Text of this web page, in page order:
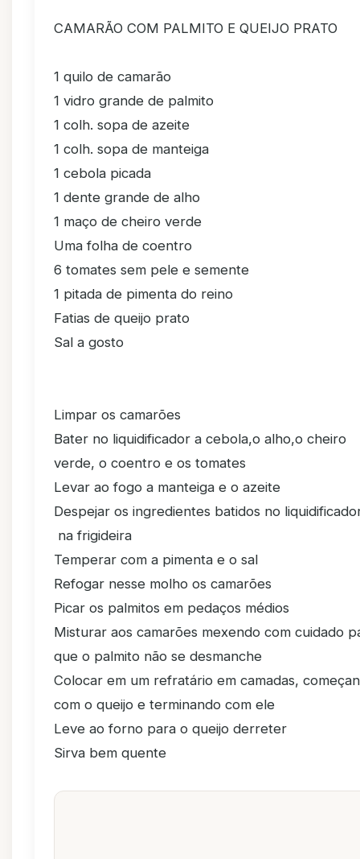
CAMARÃO COM PALMITO E QUEIJO PRATO
1 quilo de camarão
1 vidro grande de palmito
1 colh. sopa de azeite
1 colh. sopa de manteiga
1 cebola picada
1 dente grande de alho
1 maço de cheiro verde
Uma folha de coentro
6 tomates sem pele e semente
1 pitada de pimenta do reino
Fatias de queijo prato
Sal a gosto
Limpar os camarões
Bater no liquidificador a cebola,o alho,o cheiro
verde, o coentro e os tomates
Levar ao fogo a manteiga e o azeite
Despejar os ingredientes batidos no
na frigideira
Temperar com a pimenta e o sal
Refogar nesse molho os camarões
Picar os palmitos em pedaços médios
Misturar aos camarões mexendo com cuidado
que o palmito não se desmanche
Colocar em um refratário em camadas,
com o queijo e terminando com ele
Leve ao forno para o queijo derreter
Sirva bem quente